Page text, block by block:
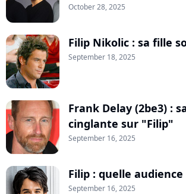
October 28, 2025
Filip Nikolic : sa fille
September 18, 2025
Frank Delay (2be3) :
cinglante sur "Filip"
September 16, 2025
Filip : quelle audience
September 16, 2025